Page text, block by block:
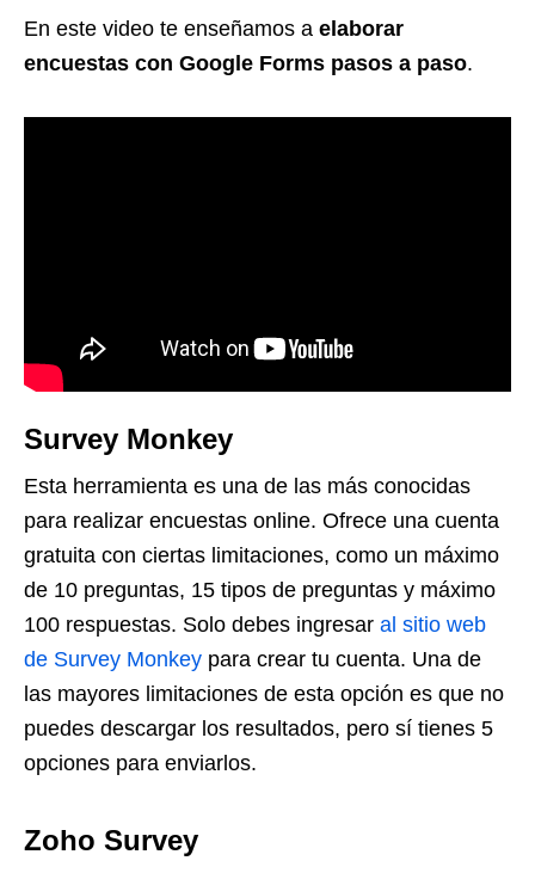
En este video te enseñamos a elaborar
encuestas con Google Forms pasos a paso.
Survey Monkey
Esta herramienta es una de las más conocidas
para realizar encuestas online. Ofrece una cuenta
gratuita con ciertas limitaciones, como un máximo
de 10 preguntas, 15 tipos de preguntas y máximo
100 respuestas. Solo debes ingresar al sitio web
de Survey Monkey para crear tu cuenta. Una de
las mayores limitaciones de esta opción es que no
puedes descargar los resultados, pero sí tienes 5
opciones para enviarlos.
Zoho Survey